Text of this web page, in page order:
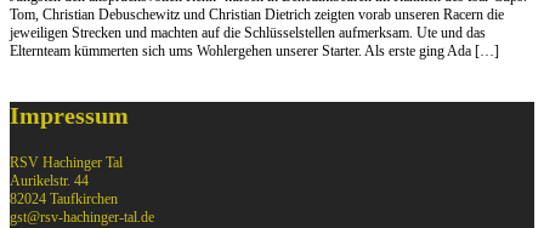
Tom, Christian Debuschewitz und Christian Dietrich zeigten vorab unseren Racern die
jeweiligen Strecken und machten auf die Schlüsselstellen aufmerksam. Ute und das
Elternteam kümmerten sich ums Wohlergehen unserer Starter. Als erste ging Ada […]
Impressum
RSV Hachinger Tal
Aurikelstr. 44
82024 Taufkirchen
gst@rsv-hachinger-tal.de